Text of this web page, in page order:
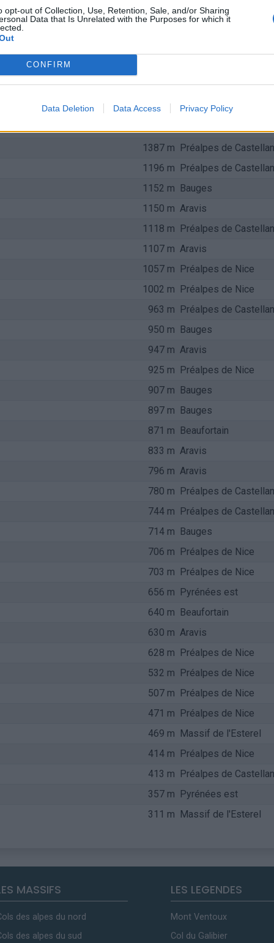
opt-out of Collection, Use, Retention, Sale, and/or Sharing
Data that Is Unrelated with the Purposes for which it
CONFIRM
Data Deletion Data Access Privacy Policy
1574 m Mercantour
1550 m
1467 m Aravis
1439 m
Préalpes de
1387 m Préalpes de
1196 m Préalpes de
1152 m Bauges
1150 m Aravis
1118 m Préalpes de
1107 m Aravis
1057 m Préalpes de Nice
1002 m Préalpes de Nice
963 m Préalpes de
950 m Bauges
947 m Aravis
925 m Préalpes de Nice
907 m Bauges
897 m Bauges
871 m Beaufortain
833 m Aravis
796 m Aravis
780 m Préalpes de
744 m Préalpes de
714 m Bauges
706 m Préalpes de Nice
703 m Préalpes de Nice
656 m Pyrénées est
640 m Beaufortain
630 m Aravis
628 m Préalpes de Nice
532 m Préalpes de Nice
507 m Préalpes de Nice
471 m Préalpes de Nice
469 m Massif de l'Esterel
414 m Préalpes de Nice
413 m Préalpes de
357 m Pyrénées est
311 m Massif de l'Esterel
MASSIFS
des alpes du nord
des alpes du sud
LES LEGENDES
Mont Ventoux
Col du Galibier